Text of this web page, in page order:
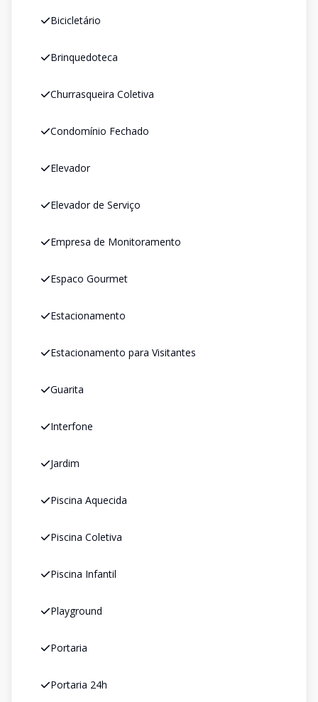
Bicicletário
Brinquedoteca
Churrasqueira Coletiva
Condomínio Fechado
Elevador
Elevador de Serviço
Empresa de Monitoramento
Espaco Gourmet
Estacionamento
Estacionamento para Visitantes
Guarita
Interfone
Jardim
Piscina Aquecida
Piscina Coletiva
Piscina Infantil
Playground
Portaria
Portaria 24h